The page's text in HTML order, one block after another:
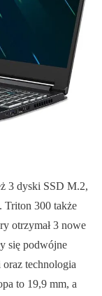
3 dyski SSD M.2,
Triton 300 także
otrzymał 3 nowe
się podwójne
technologia
to 19,9 mm, a